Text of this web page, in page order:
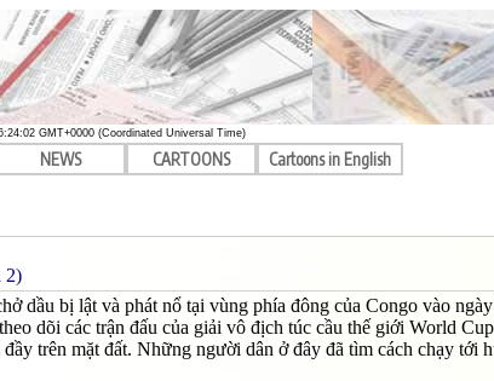
GMT+0000 (Coordinated Universal Time)
NEWS CARTOONS Cartoons in English
2)
dầu bị lật và phát nổ tại vùng phía đông của Congo vào
dõi các trận đấu của giải vô địch túc cầu thế giới World
trên mặt đất. Những người dân ở đây đã tìm cách chạy tới